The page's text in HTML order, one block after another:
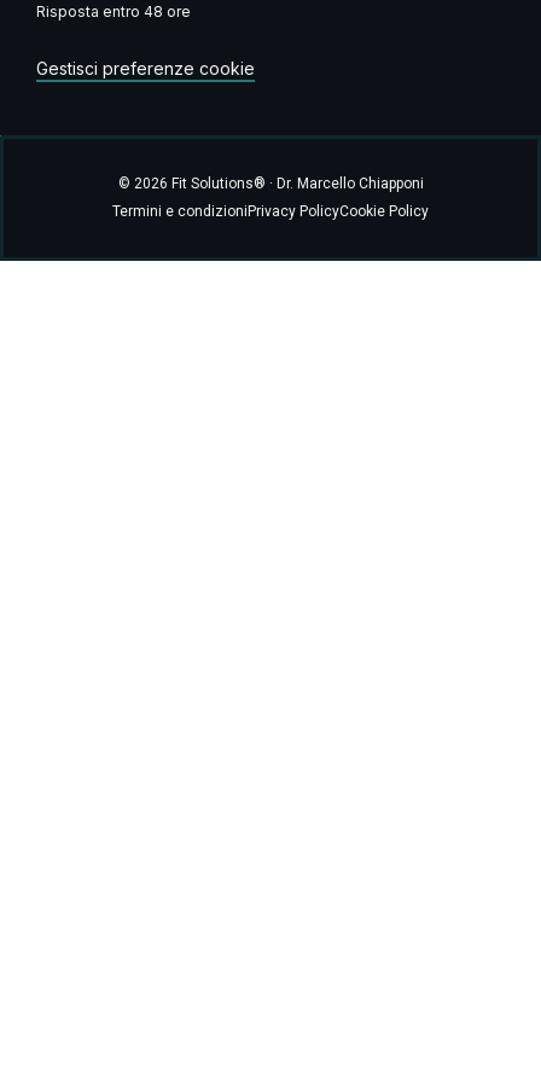
Risposta entro 48 ore
Gestisci preferenze cookie
© 2026 Fit Solutions® · Dr. Marcello Chiapponi
Termini e condizioniPrivacy PolicyCookie Policy